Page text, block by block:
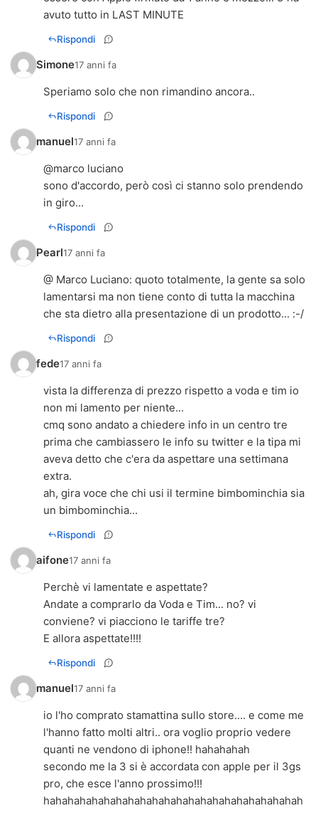
avuto tutto in LAST MINUTE
Rispondi
Simone17 anni fa
Speriamo solo che non rimandino ancora..
Rispondi
manuel17 anni fa
@marco luciano
sono d'accordo, però così ci stanno solo prendendo
in giro...
Rispondi
Pearl17 anni fa
@ Marco Luciano: quoto totalmente, la gente sa solo
lamentarsi ma non tiene conto di tutta la macchina
che sta dietro alla presentazione di un prodotto... :-/
Rispondi
fede17 anni fa
vista la differenza di prezzo rispetto a voda e tim io
non mi lamento per niente...
cmq sono andato a chiedere info in un centro tre
prima che cambiassero le info su twitter e la tipa mi
aveva detto che c'era da aspettare una settimana
extra.
ah, gira voce che chi usi il termine bimbominchia sia
un bimbominchia...
Rispondi
aifone17 anni fa
Perchè vi lamentate e aspettate?
Andate a comprarlo da Voda e Tim... no? vi
conviene? vi piacciono le tariffe tre?
E allora aspettate!!!!
Rispondi
manuel17 anni fa
io l'ho comprato stamattina sullo store.... e come me
l'hanno fatto molti altri.. ora voglio proprio vedere
quanti ne vendono di iphone!! hahahahah
secondo me la 3 si è accordata con apple per il 3gs
pro, che esce l'anno prossimo!!!
hahahahahahahahahahahahahahahahahahahahahah